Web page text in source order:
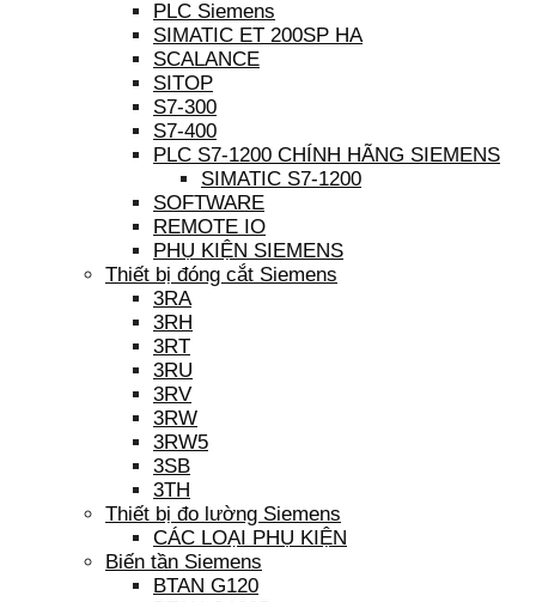
PLC Siemens
SIMATIC ET 200SP HA
SCALANCE
SITOP
S7-300
S7-400
PLC S7-1200 CHÍNH HÃNG SIEMENS
SIMATIC S7-1200
SOFTWARE
REMOTE IO
PHỤ KIỆN SIEMENS
Thiết bị đóng cắt Siemens
3RA
3RH
3RT
3RU
3RV
3RW
3RW5
3SB
3TH
Thiết bị đo lường Siemens
CÁC LOẠI PHỤ KIỆN
Biến tần Siemens
BTAN G120